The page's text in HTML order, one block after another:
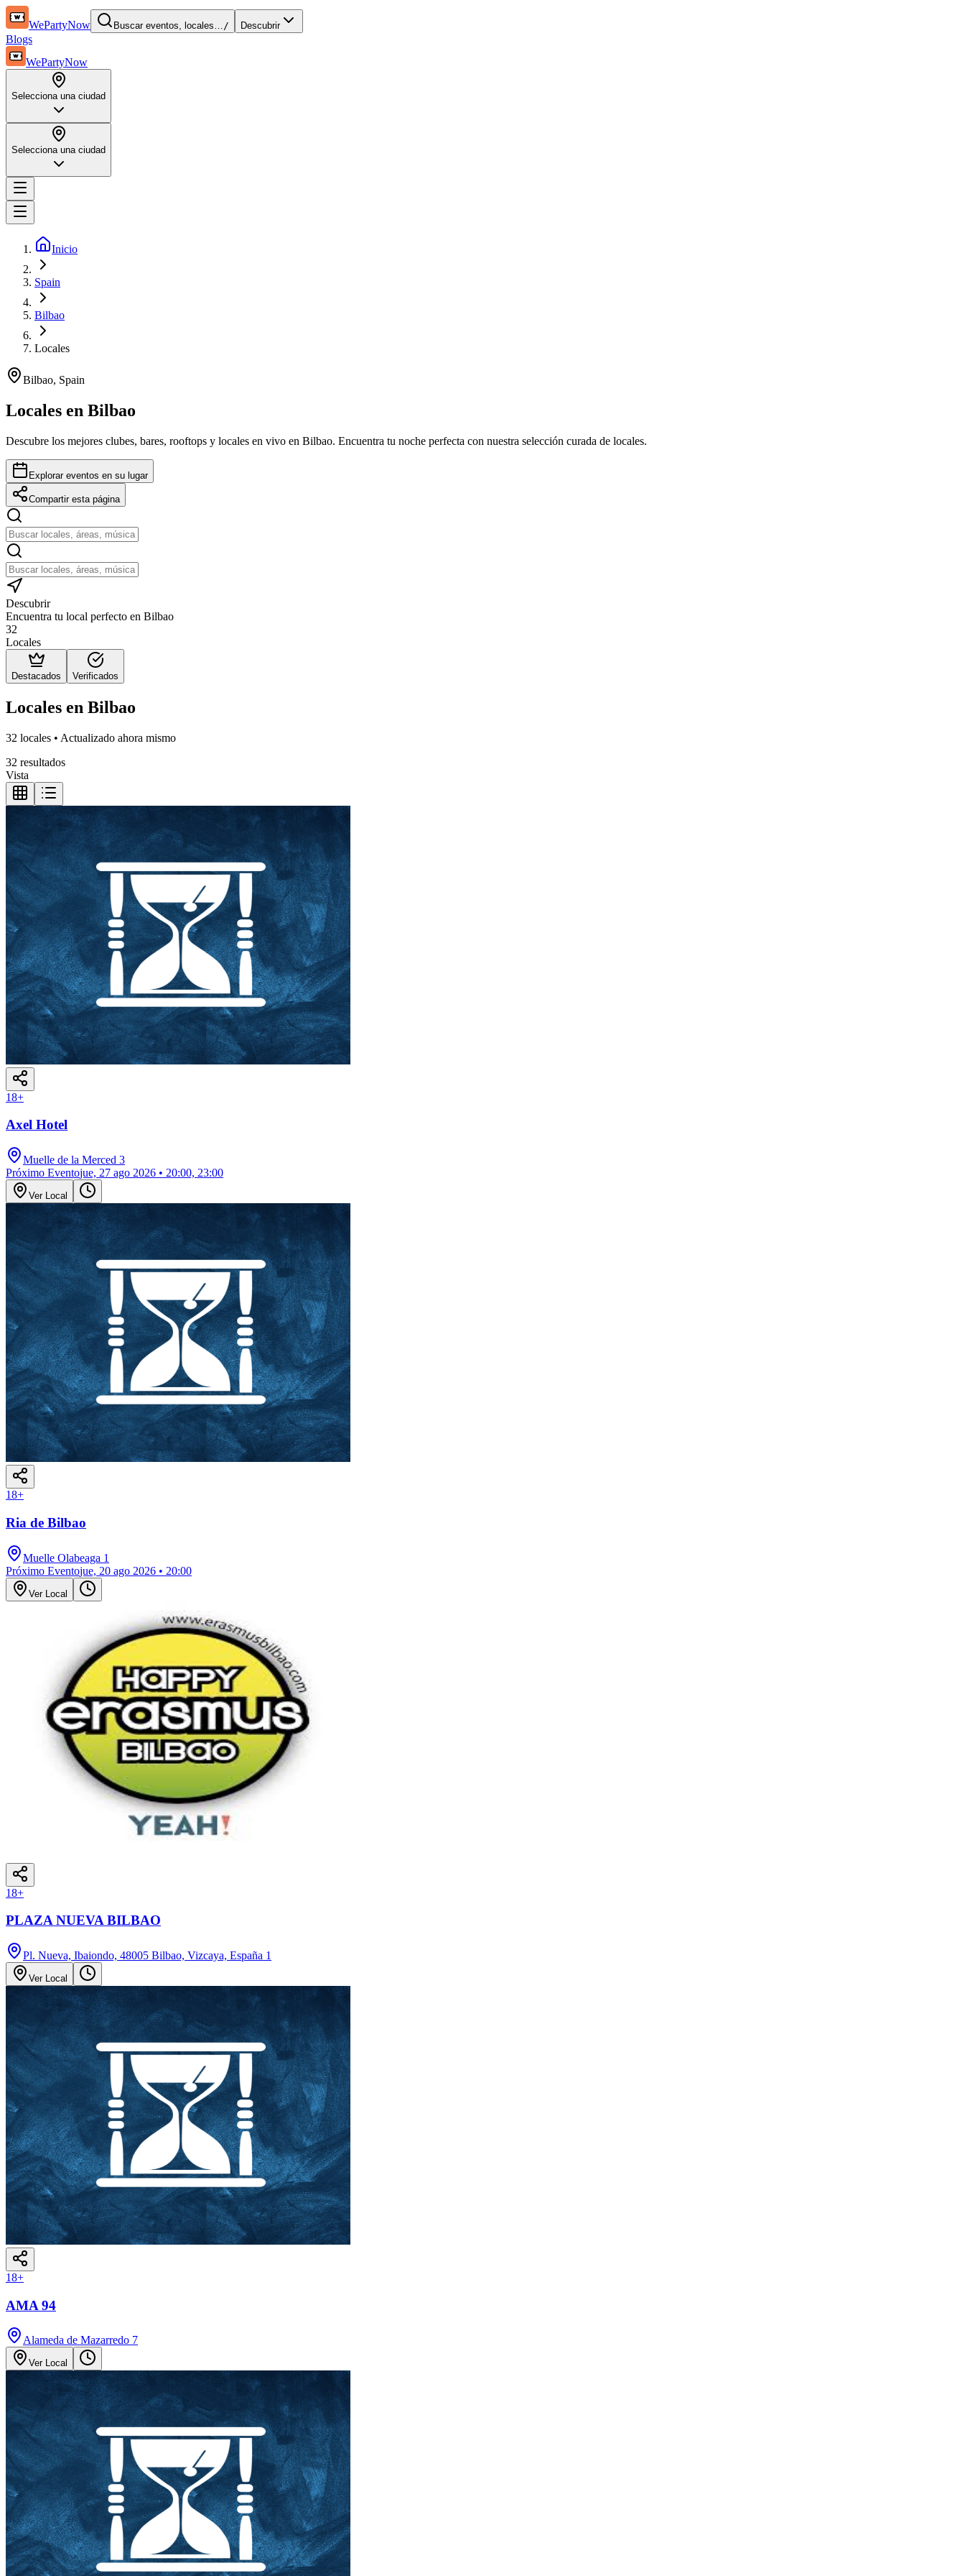
WePartyNow Buscar eventos, locales…/ Descubrir
Blogs
WePartyNow
Selecciona una ciudad
Selecciona una ciudad
Inicio
Spain
Bilbao
Locales
Bilbao, Spain
Locales en Bilbao
Descubre los mejores clubes, bares, rooftops y locales en vivo en Bilbao. Encuentra tu noche perfecta con nuestra selección curada de locales.
Explorar eventos en su lugar
Compartir esta página
Descubrir
Encuentra tu local perfecto en Bilbao
32
Locales
Destacados Verificados
Locales en Bilbao
32 locales • Actualizado ahora mismo
32 resultados
Vista
18+
Axel Hotel
Muelle de la Merced 3
Próximo Eventojue, 27 ago 2026 • 20:00, 23:00
Ver Local
18+
Ria de Bilbao
Muelle Olabeaga 1
Próximo Eventojue, 20 ago 2026 • 20:00
Ver Local
18+
PLAZA NUEVA BILBAO
Pl. Nueva, Ibaiondo, 48005 Bilbao, Vizcaya, España 1
Ver Local
18+
AMA 94
Alameda de Mazarredo 7
Ver Local